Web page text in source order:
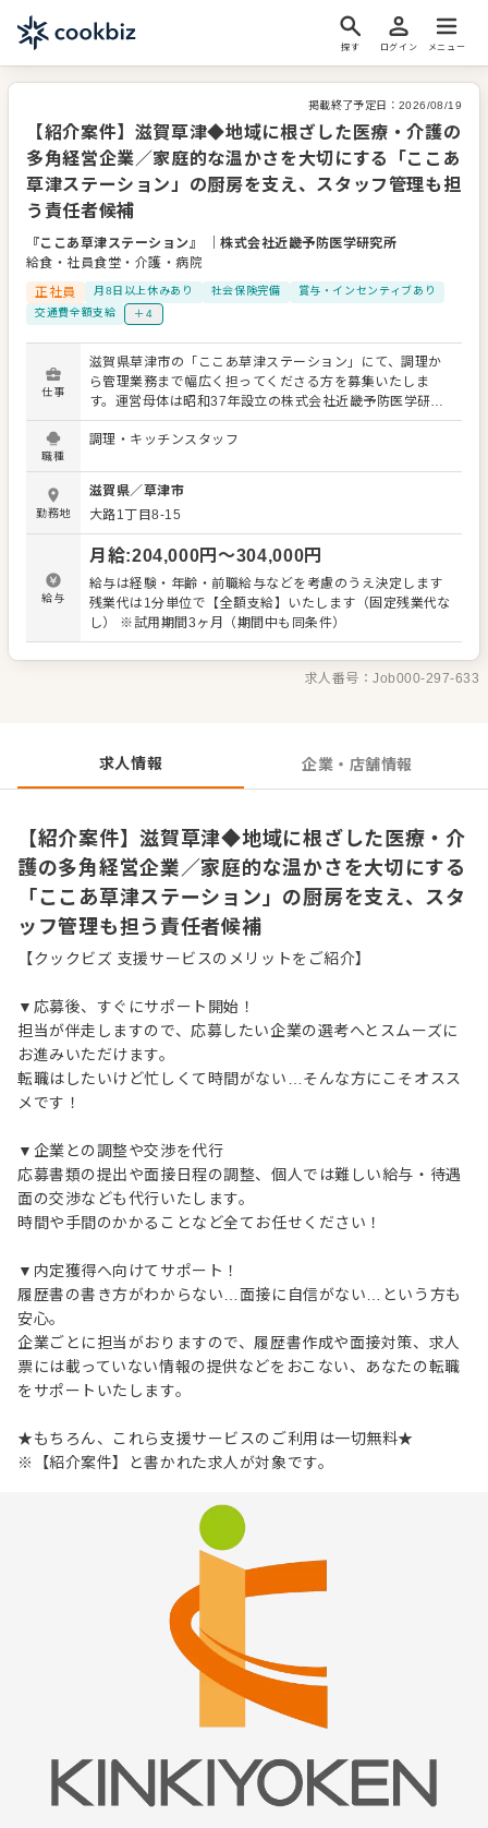
探す ログイン メニュー
掲載終了予定日： 2026/08/19
【紹介案件】滋賀草津◆地域に根ざした医療・介護の
多角経営企業／家庭的な温かさを大切にする「ここあ
草津ステーション」の厨房を支え、スタッフ管理も担
う責任者候補
『ここあ草津ステーション』 ｜株式会社近畿予防医学研究所
給食・社員食堂・介護・病院
正社員
月8日以上休みあり 社会保険完備
賞与・インセンティブあり
交通費全額支給
＋4
仕事
滋賀県草津市の「ここあ草津ステーション」にて、調理か
ら管理業務まで幅広く担ってくださる方を募集いたしま
す。運営母体は昭和37年設立の株式会社近畿予防医学研究
所です。臨床検査、薬局、ライフケアと多角的な事業展開
で地域に貢献しており、腰を据えて働ける環境が整ってい
膳、食器洗浄） ・食材の発注、在庫管理、スタッフのシフ
ト調整 ・季節の行事食やイベント食の企画 ・併設カフェで
の調理および簡単な接客 ご入居者様一人ひとりの顔が見え
る距離感で、「美味しかったよ」という言葉を直接いただ
けるのがこの仕事の醍醐味です。家庭的で温かみのある食
事を通じ、日々の生活を支えるやりがいを実感いただけま
す。 医療・介護分野で培った信頼と実績のある組織の一員
環境で、共に歩んでいただける方をお待ちしております。
職種
調理・キッチンスタッフ
勤務地
滋賀県／草津市
大路1丁目8-15
給与
月給:204,000円〜304,000円
給与は経験・年齢・前職給与などを考慮のうえ決定します
残業代は1分単位で【全額支給】いたします（固定残業代な
し） ※試用期間3ヶ月（期間中も同条件）
求人番号：Job000-297-633
求人情報 企業・店舗情報
【紹介案件】滋賀草津◆地域に根ざした医療・介
護の多角経営企業／家庭的な温かさを大切にする
「ここあ草津ステーション」の厨房を支え、スタ
ッフ管理も担う責任者候補
【クックビズ 支援サービスのメリットをご紹介】
▼応募後、すぐにサポート開始！
担当が伴走しますので、応募したい企業の選考へとスムーズに
お進みいただけます。
転職はしたいけど忙しくて時間がない…そんな方にこそオスス
メです！
▼企業との調整や交渉を代行
応募書類の提出や面接日程の調整、個人では難しい給与・待遇
面の交渉なども代行いたします。
時間や手間のかかることなど全てお任せください！
▼内定獲得へ向けてサポート！
履歴書の書き方がわからない…面接に自信がない…という方も
安心。
企業ごとに担当がおりますので、履歴書作成や面接対策、求人
票には載っていない情報の提供などをおこない、あなたの転職
をサポートいたします。
★もちろん、これら支援サービスのご利用は一切無料★
※【紹介案件】と書かれた求人が対象です。